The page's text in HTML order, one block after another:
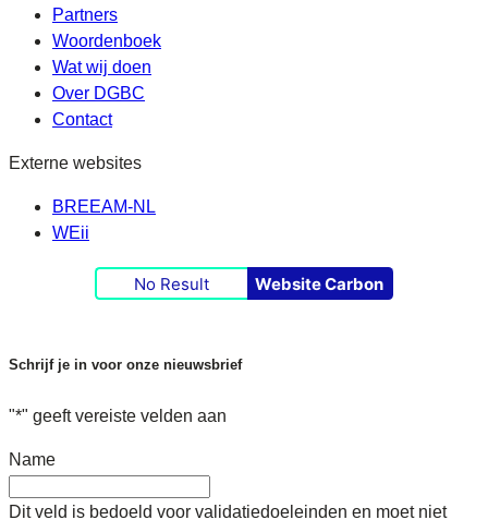
Partners
Woordenboek
Wat wij doen
Over DGBC
Contact
Externe websites
BREEAM-NL
WEii
No Result Website Carbon
Schrijf je in voor onze nieuwsbrief
"*" geeft vereiste velden aan
Name
Dit veld is bedoeld voor validatiedoeleinden en moet niet